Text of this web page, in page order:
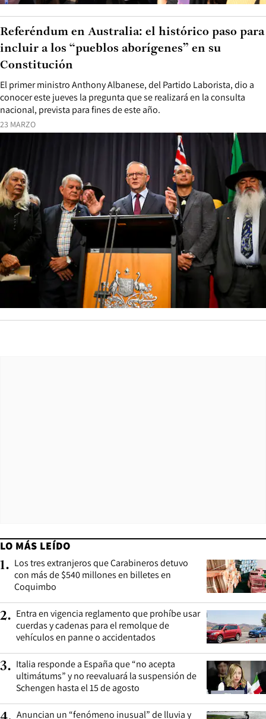
23 MARZO
El primer ministro Anthony Albanese, del Partido Laborista, dio a
conocer este jueves la pregunta que se realizará en la consulta
nacional, prevista para fines de este año.
Referéndum en Australia: el histórico paso para
incluir a los “pueblos aborígenes” en su
Constitución
LO MÁS LEÍDO
1. Los tres extranjeros que Carabineros detuvo
con más de $540 millones en billetes en
Coquimbo
2. Entra en vigencia reglamento que prohíbe usar
cuerdas y cadenas para el remolque de
vehículos en panne o accidentados
3. Italia responde a España que “no acepta
ultimátums” y no reevaluará la suspensión de
Schengen hasta el 15 de agosto
Anuncian un “fenómeno inusual” de lluvia y